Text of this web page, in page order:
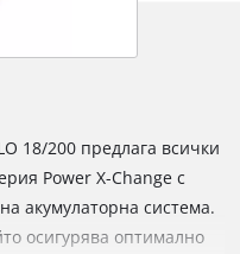
18/200 предлага всички
Power X-Change с
акумулаторна система.
осигурява оптимално